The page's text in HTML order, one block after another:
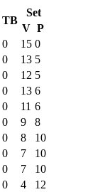
TB
Set
V P
0 15 0
0 13 5
0 12 5
0 13 6
0 11 6
0 9
8
0 8
10
0 7
10
0 7
10
0 4
12